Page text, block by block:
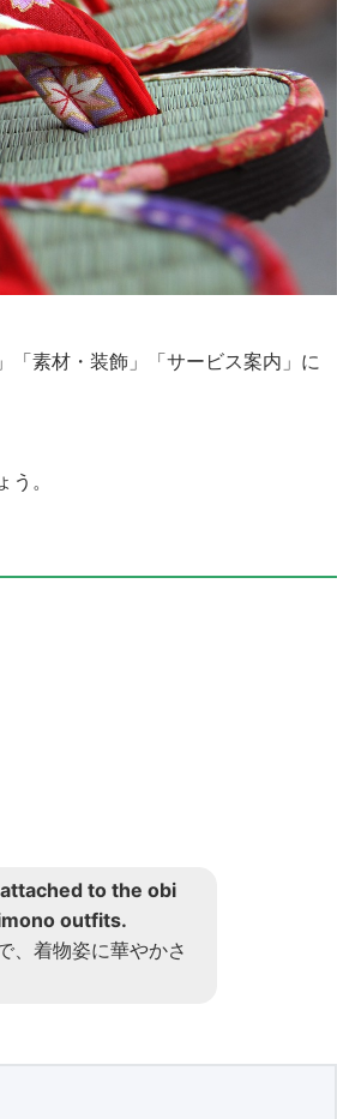
「素材・装飾」「サービス案内」に
。
to the obi
outfits.
、着物姿に華やかさ